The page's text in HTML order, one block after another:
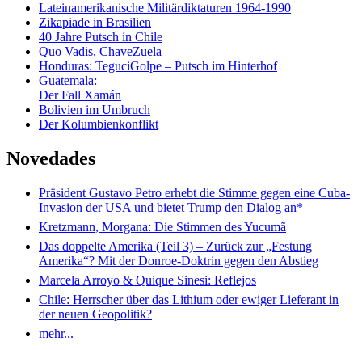
Lateinamerikanische Militärdiktaturen 1964-1990
Zikapiade in Brasilien
40 Jahre Putsch in Chile
Quo Vadis, ChaveZuela
Honduras: TeguciGolpe – Putsch im Hinterhof
Guatemala:
Der Fall Xamán
Bolivien im Umbruch
Der Kolumbienkonflikt
Novedades
Präsident Gustavo Petro erhebt die Stimme gegen eine Cuba-
Invasion der USA und bietet Trump den Dialog an*
Kretzmann, Morgana: Die Stimmen des Yucumã
Das doppelte Amerika (Teil 3) – Zurück zur „Festung
Amerika“? Mit der Donroe-Doktrin gegen den Abstieg
Marcela Arroyo & Quique Sinesi: Reflejos
Chile: Herrscher über das Lithium oder ewiger Lieferant in
der neuen Geopolitik?
mehr...